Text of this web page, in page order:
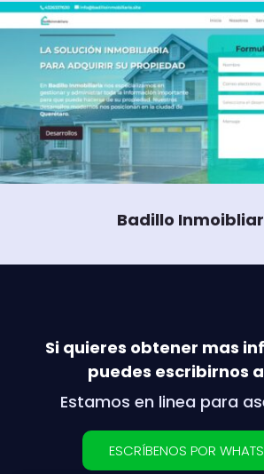
Badillo
Si quieres obtener mas
puedes escribirnos
Estamos en linea para
ESCRÍBENOS POR